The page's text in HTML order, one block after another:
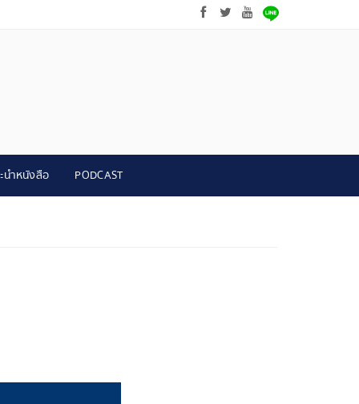
นำหนังสือ PODCAST